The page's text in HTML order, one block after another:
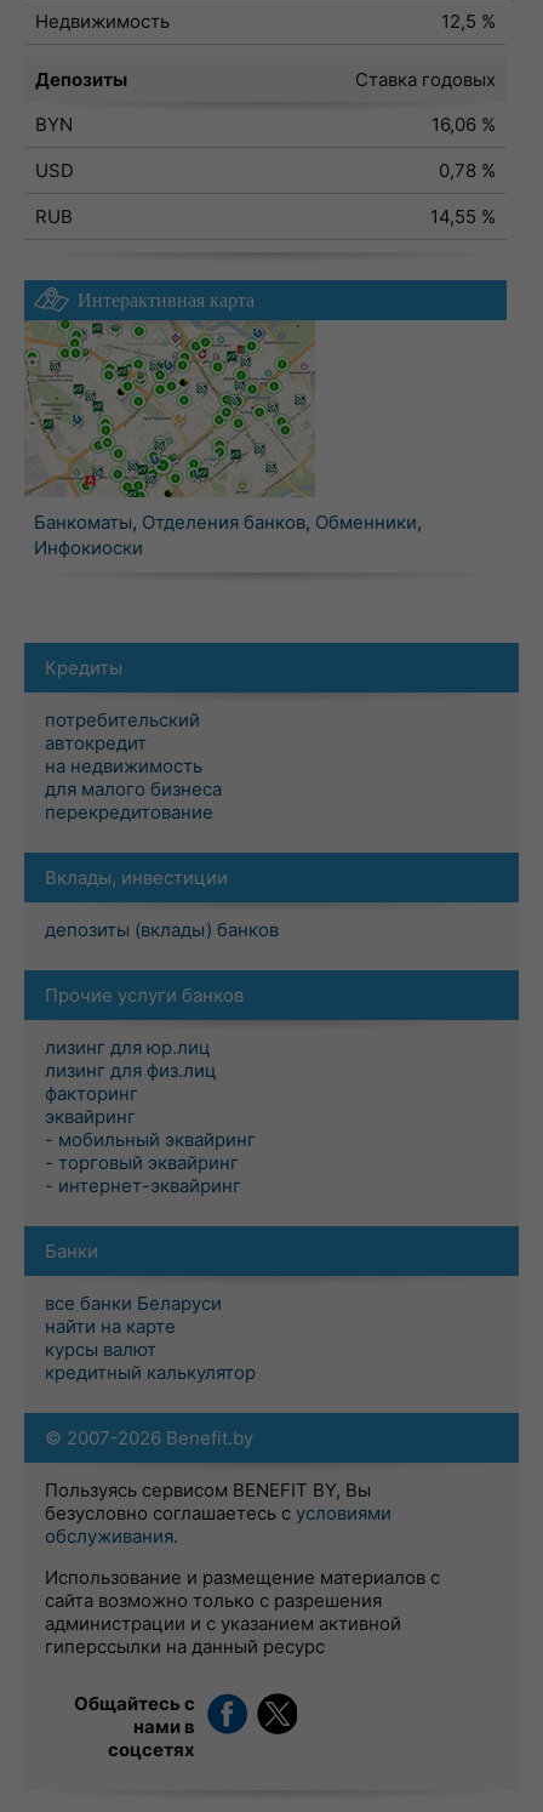
Недвижимость
12,5 %
Депозиты
Ставка годовых
BYN
16,06 %
USD
0,78 %
RUB
14,55 %
Интерактивная карта
Банкоматы, Отделения банков, Обменники,
Инфокиоски
Кредиты
потребительский
автокредит
на недвижимость
для малого бизнеса
перекредитование
Вклады, инвестиции
депозиты (вклады) банков
Прочие услуги банков
лизинг для юр.лиц
лизинг для физ.лиц
факторинг
эквайринг
- мобильный эквайринг
- торговый эквайринг
- интернет-эквайринг
Банки
все банки Беларуси
найти на карте
курсы валют
кредитный калькулятор
© 2007-2026 Benefit.by
Пользуясь сервисом BENEFIT BY, Вы
безусловно соглашаетесь с условиями
обслуживания.
Использование и размещение материалов с
сайта возможно только с разрешения
администрации и с указанием активной
гиперссылки на данный ресурс
Общайтесь с
нами в
соцсетях